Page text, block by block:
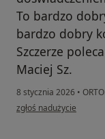
To bardzo
bardzo dobry
Szczerze
Maciej Sz.
8 stycznia 2026 •
w opinii użytkownika
zgłoś nadużycie